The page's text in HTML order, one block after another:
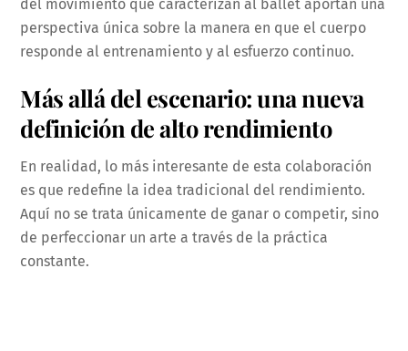
del movimiento que caracterizan al ballet aportan una
perspectiva única sobre la manera en que el cuerpo
responde al entrenamiento y al esfuerzo continuo.
Más allá del escenario: una nueva
definición de alto rendimiento
En realidad, lo más interesante de esta colaboración
es que redefine la idea tradicional del rendimiento.
Aquí no se trata únicamente de ganar o competir, sino
de perfeccionar un arte a través de la práctica
constante.